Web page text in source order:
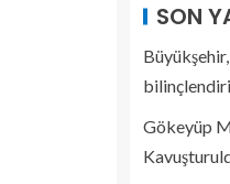
SON
Gökeyüp